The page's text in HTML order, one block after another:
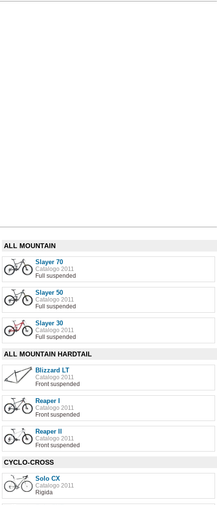
ALL MOUNTAIN
Slayer 70
Catalogo 2011
Full suspended
Slayer 50
Catalogo 2011
Full suspended
Slayer 30
Catalogo 2011
Full suspended
ALL MOUNTAIN HARDTAIL
Blizzard LT
Catalogo 2011
Front suspended
Reaper I
Catalogo 2011
Front suspended
Reaper II
Catalogo 2011
Front suspended
CYCLO-CROSS
Solo CX
Catalogo 2011
Rigida